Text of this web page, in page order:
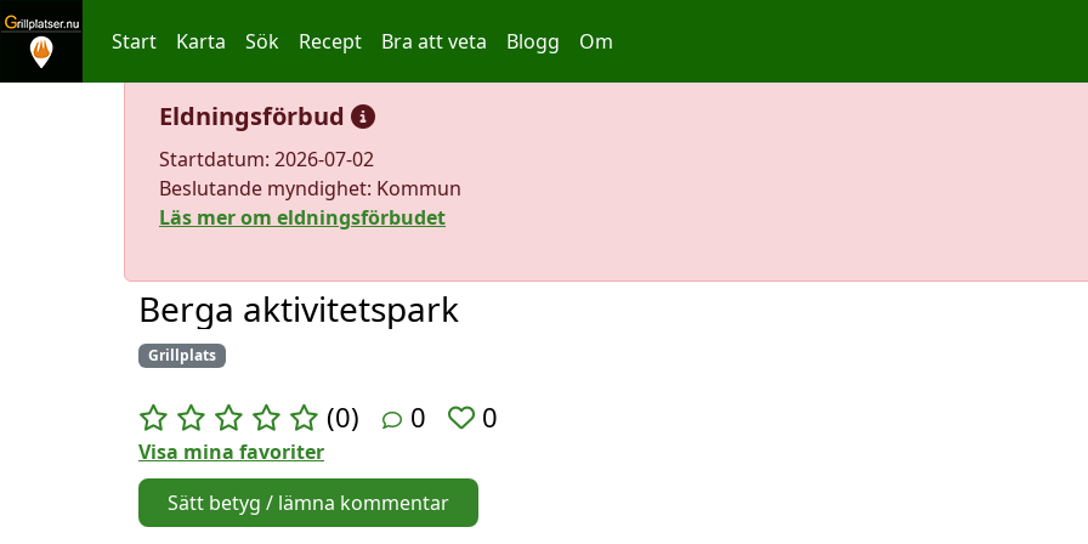
Start Karta Sök Recept Bra att veta Blogg Om
Eldningsförbud
Startdatum: 2026-07-02
Beslutande myndighet: Kommun
Läs mer om eldningsförbudet
Berga aktivitetspark
Grillplats
(0) 0 0
Visa mina favoriter
Sätt betyg / lämna kommentar